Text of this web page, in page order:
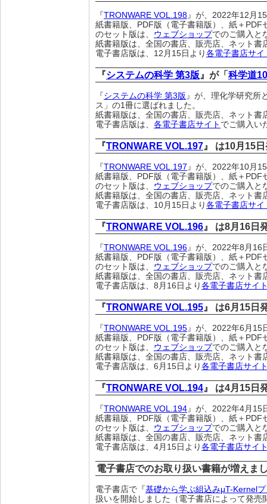
『TRONWARE VOL.198』が、2022年12月
紙書籍版、PDF版（電子書籍版）、紙＋
のセット版は、 ウェブショップでのご購入と
紙書籍版は、全国の書店、販売店、ネット書
電子書店版は、12月15日より 各電子書店サイ
『システムの科学 第3版 』が「 科学道
『 システムの科学 第3版 』が、理化学研究所
ス」の1冊に選ばれました。
紙書籍版は、全国の書店、販売店、ネット書
電子書店版は、 各電子書店サイト でご購入い
『TRONWARE VOL.197 』 は10月15
『TRONWARE VOL.197 』が、2022年10月
紙書籍版、PDF版（電子書籍版）、紙＋
のセット版は、 ウェブショップでのご購入と
紙書籍版は、全国の書店、販売店、ネット書
電子書店版は、10月15日より 各電子書店サイ
『TRONWARE VOL.196 』 は8月16日
『TRONWARE VOL.196』が、2022年8月16
紙書籍版、PDF版（電子書籍版）、紙＋
のセット版は、 ウェブショップでのご購入と
紙書籍版は、全国の書店、販売店、ネット書
電子書店版は、8月16日より 各電子書店サイ
『TRONWARE VOL.195 』 は6月15日
『TRONWARE VOL.195』が、2022年6月15
紙書籍版、PDF版（電子書籍版）、紙＋
のセット版は、 ウェブショップでのご購入と
紙書籍版は、全国の書店、販売店、ネット書
電子書店版は、6月15日より 各電子書店サイ
『TRONWARE VOL.194 』 は4月15日
『TRONWARE VOL.194』が、2022年4月15
紙書籍版、PDF版（電子書籍版）、紙＋
のセット版は、 ウェブショップでのご購入と
紙書籍版は、全国の書店、販売店、ネット書
電子書店版は、4月15日より 各電子書店サイ
電子書店でのお取り扱い書籍が増えま
電子書店で『基礎から学ぶ組込みμT-Kernel
扱いを開始しました（電子書店によって発売